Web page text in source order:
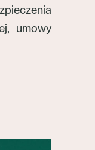
umowy